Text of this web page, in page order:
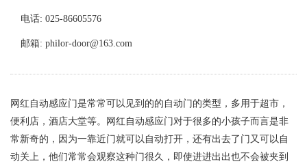
电话: 025-86605576
邮箱: philor-door@163.com
网红自动感应门是常常可以见到的的自动门的类型，多用于超市，
便利店，酒店大堂等。网红自动感应门对于很多的小孩子而言是非
常新奇的，因为一靠近门就可以自动打开，还有出去了门又可以自
动关上，他们常常会观察这种门很久，即使进进出出也不会被夹到